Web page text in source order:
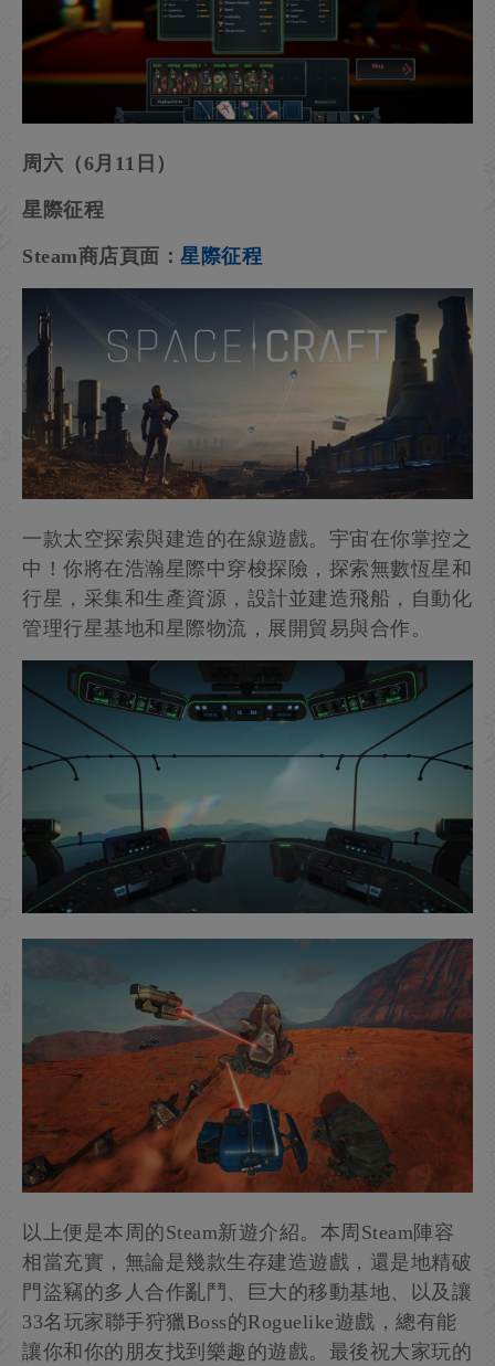
周六（6月11日）
星際征程
Steam商店頁面： 星際征程
一款太空探索與建造的在線遊戲。宇宙在你掌控之
中！你將在浩瀚星際中穿梭探險，探索無數恆星和
行星，采集和生產資源，設計並建造飛船，自動化
管理行星基地和星際物流，展開貿易與合作。
以上便是本周的Steam新遊介紹。本周Steam陣容
相當充實，無論是幾款生存建造遊戲，還是地精破
門盜竊的多人合作亂鬥、巨大的移動基地、以及讓
33名玩家聯手狩獵Boss的Roguelike遊戲，總有能
讓你和你的朋友找到樂趣的遊戲。最後祝大家玩的